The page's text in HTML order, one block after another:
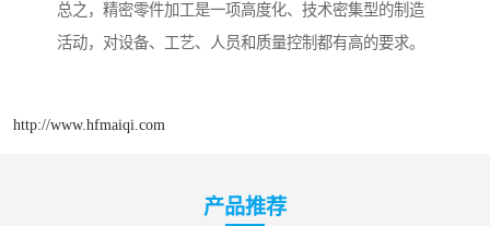
总之，精密零件加工是一项高度化、技术密集型的制造
活动，对设备、工艺、人员和质量控制都有高的要求。
http://www.hfmaiqi.com
产品推荐